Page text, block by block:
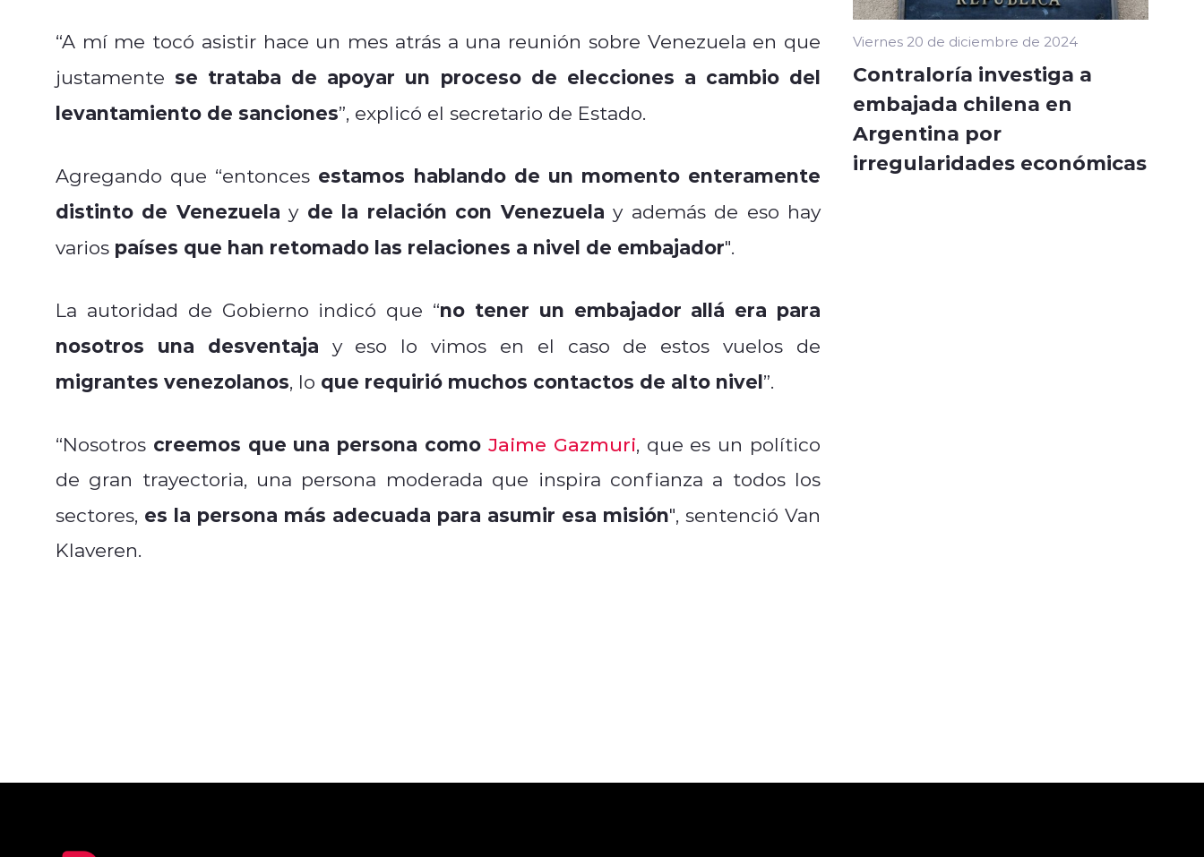
“A mí me tocó asistir hace un mes atrás a una reunión sobre Venezuela en que
justamente se trataba de apoyar un proceso de elecciones a cambio del
levantamiento de sanciones”, explicó el secretario de Estado.
Agregando que “entonces estamos hablando de un momento enteramente
distinto de Venezuela y de la relación con Venezuela y además de eso hay
varios países que han retomado las relaciones a nivel de embajador".
La autoridad de Gobierno indicó que “no tener un embajador allá era para
nosotros una desventaja y eso lo vimos en el caso de estos vuelos de
migrantes venezolanos, lo que requirió muchos contactos de alto nivel”.
“Nosotros creemos que una persona como Jaime Gazmuri, que es un político
de gran trayectoria, una persona moderada que inspira confianza a todos los
sectores, es la persona más adecuada para asumir esa misión", sentenció Van
Klaveren.
Viernes 20 de diciembre de 2024
Contraloría investiga a
embajada chilena en
Argentina por
irregularidades económicas